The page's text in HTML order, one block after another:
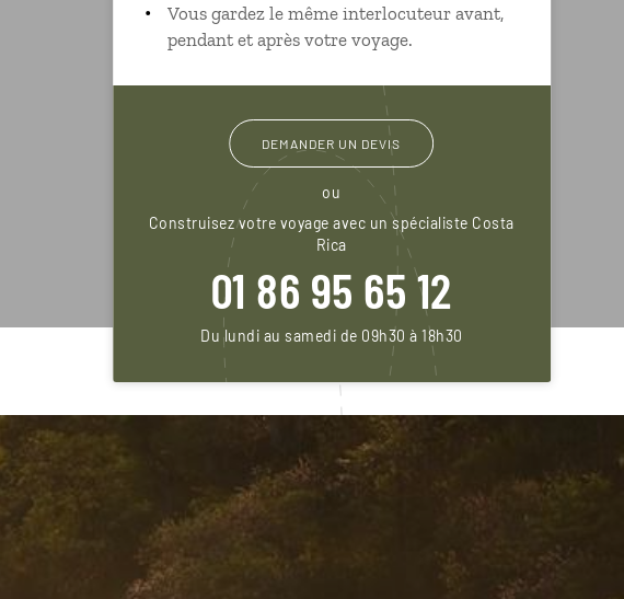
Vous gardez le même interlocuteur avant,
pendant et après votre voyage.
DEMANDER UN DEVIS
ou
Construisez votre voyage avec un spécialiste Costa
Rica
01 86 95 65 12
Du lundi au samedi de 09h30 à 18h30